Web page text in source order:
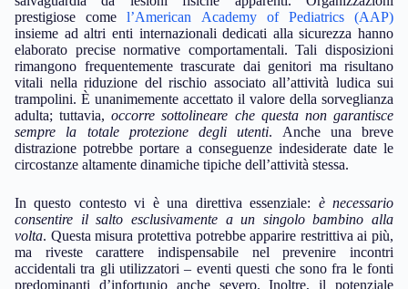
prestigiose comel’American Academy of Pediatrics (AAP)
insieme ad altri enti internazionali dedicati alla sicurezza hanno
elaborato precise normative comportamentali. Tali disposizioni
rimangono frequentemente trascurate dai genitori ma risultano
vitali nella riduzione del rischio associato all’attività ludica sui
trampolini. È unanimemente accettato il valore della sorveglianza
adulta; tuttavia,occorre sottolineare che questa non garantisce
sempre la totale protezione degli utenti. Anche una breve
distrazione potrebbe portare a conseguenze indesiderate date le
circostanze altamente dinamiche tipiche dell’attività stessa.
In questo contesto vi è una direttiva essenziale: è necessario
consentire il salto esclusivamente a un singolo bambino alla
volta. Questa misura protettiva potrebbe apparire restrittiva ai più,
ma riveste carattere indispensabile nel prevenire incontri
accidentali tra gli utilizzatori – eventi questi che sono fra le fonti
predominanti d’infortunio anche severo. Inoltre, il potenziale